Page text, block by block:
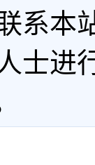
系本
士进